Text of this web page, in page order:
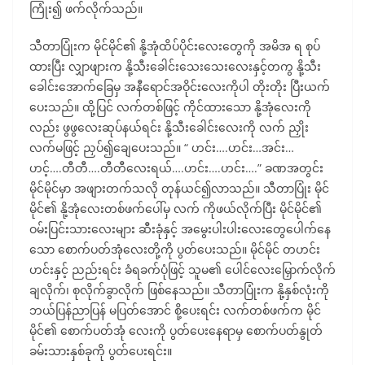
ကြုံး၍ ဖက်လိုက်သည်။
သီတာပြုံးက မိုင်မိုင်၏ နို့အုံထိပ်ပိုင်းလေးတွေကို အမိအ ရ စုပ်
ထားပြီး လျှာဖျားက နို့သီးခေါင်းသေးသေးလေးနှင့်တကွ နို့သီး
ခေါင်းအောက်ခြေမှ အနီရောင်အဝိုင်းလေးကိုပါ တိုးတိုး ပြီးယက်
ပေးသည်။ ထို့ပြင် လက်တစ်ဖြင့် ကိုင်ထားသော နို့အုံလေးကို
လည်း ဖွဖွလေးဆုပ်နယ်ရင်း နို့သီးခေါင်းလေးကို လက် ညှိုး
လက်မဖြင့် ညှပ်၍ချေပေးသည်။ “ ဟင်း….ဟင်း…အင်း…
ဟင့်….တီတီ….တီတီလေးရယ်….ဟင်း….ဟင်း….” ခဏအတွင်း
မိုင်မိုင်မှာ အဖျားတက်သလို တုန်ယင်၍လာသည်။ သီတာပြုံး မိုင်
မိုင်၏ နို့အုံလေးတစ်ဖက်ပေါ်မှ လက် ကိုဖယ်လိုက်ပြီး မိုင်မိုင်၏
ဝမ်းပြင်းသားလေးများ ဆီးခုံနှင့် အမွေးပါးပါးလေးတွေပေါက်နေ
သော စောက်ပတ်အုံလေးတို့ကို ပွတ်ပေးသည်။ မိုင်မိုင် တဟင်း
ဟင်းနှင့် ညည်းရင်း ခံရခက်ပုံဖြင့် သူမ၏ ပေါင်လေးမြှောက်လိုက်
ချလိုက်၊ စုလိုက်ခွာလိုက် ဖြစ်နေသည်။ သီတာပြုံးက နို့နှစ်လုံးကို
ဘယ်ပြန်ညာပြန် မပြတ်အောင် စို့ပေးရင်း လက်တစ်ဖက်က မိုင်
မိုင်၏ စောက်ပတ်အုံ လေးကို ပွတ်ပေးနေရာမှ စောက်ပတ်နွုတ်
ခမ်းသားနှစ်ခုကို ပွတ်ပေးရင်း။